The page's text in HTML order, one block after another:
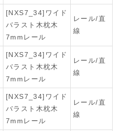
[NXS7_34]ワイド
バラスト木枕木
7mmレール
レール/直
線
[NXS7_34]ワイド
バラスト木枕木
7mmレール
レール/直
線
[NXS7_34]ワイド
バラスト木枕木
7mmレール
レール/直
線